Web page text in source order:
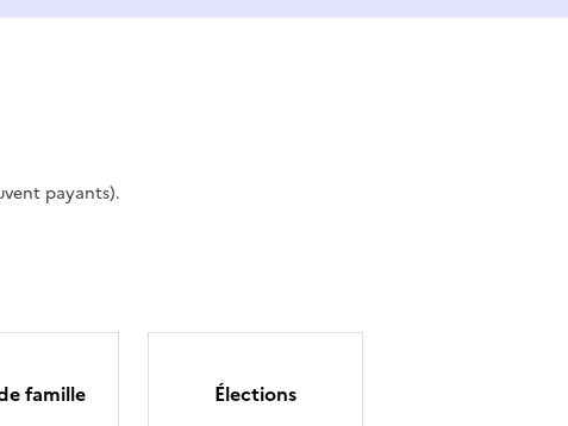
payants).
famille Élections